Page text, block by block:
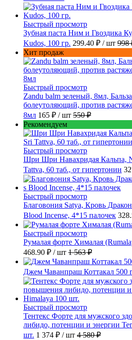
Быстрый просмотр
Зубная паста Ним и Гвоздика
Kudos, 100 гр. 299.40 ₽ / шт 998
Хит продаж
Быстрый просмотр
Zandu balm зеленый, 8мл,
болеутоляющий, против
8мл 165 ₽ / шт 550 ₽
Рекомендуем
Быстрый просмотр
Шри Шри Навахридая Кальпа,
Tattva, 60 таб., от гипертонии
Быстрый просмотр
Благовония Satya, Кровь
Blood Incense, 4*15 палочек
Быстрый просмотр
Румалая форте Хималая
468.90 ₽ / шт 1 563 ₽
Джем Чаванпраш Коттакал 500
Быстрый просмотр
Тентекс Форте для мужского
либидо, потенции и энергии
шт. 1 374 ₽ / шт 4 580 ₽